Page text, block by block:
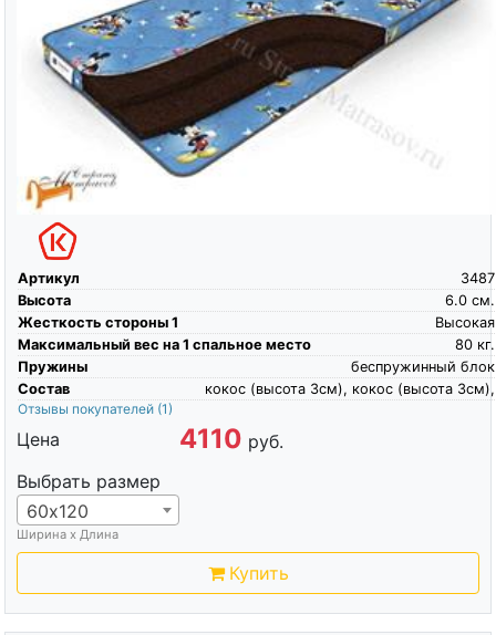
Артикул
3487
Высота
см.
6.0
Жесткость стороны 1
Высокая
Максимальный вес на 1 спальное место
кг.
80
Пружины
беспружинный блок
Состав
кокос (высота 3см), кокос (высота 3см),
Отзывы покупателей (1)
Цена 4110 руб.
Выбрать размер
60х120
Ширина х Длина
Купить